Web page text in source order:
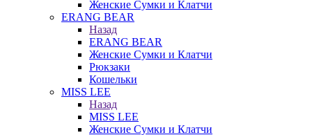
Женские Сумки и Клатчи
ERANG BEAR
Назад
ERANG BEAR
Женские Сумки и Клатчи
Рюкзаки
Кошельки
MISS LEE
Назад
MISS LEE
Женские Сумки и Клатчи